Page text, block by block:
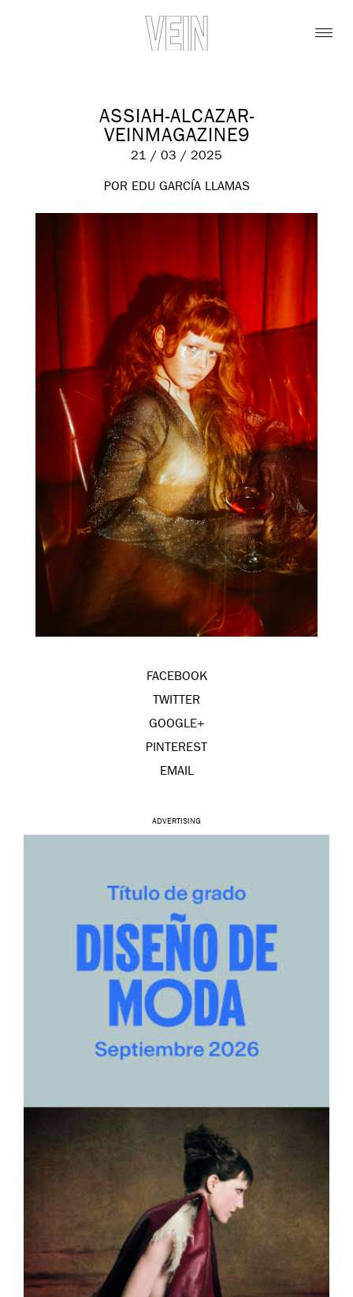
ASSIAH-ALCAZAR-
VEINMAGAZINE9
21 / 03 / 2025
POR EDU GARCÍA LLAMAS
FACEBOOK
TWITTER
GOOGLE+
PINTEREST
EMAIL
ADVERTISING